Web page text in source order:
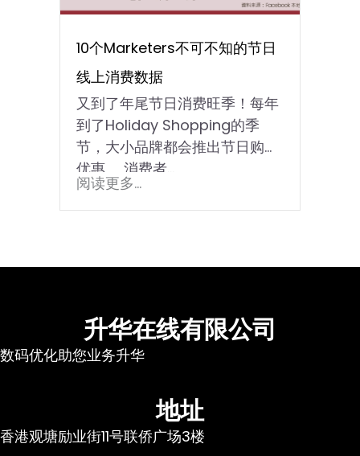
10个Marketers不可不知的节日
线上消费数据
又到了年尾节日消费旺季！每年
到了Holiday Shopping的季
节，大小品牌都会推出节日购物
优惠。 消费者...
阅读更多...
升华在线有限公司
数码优化助您业务升华
地址
香港观塘励业街11号联侨广场3楼